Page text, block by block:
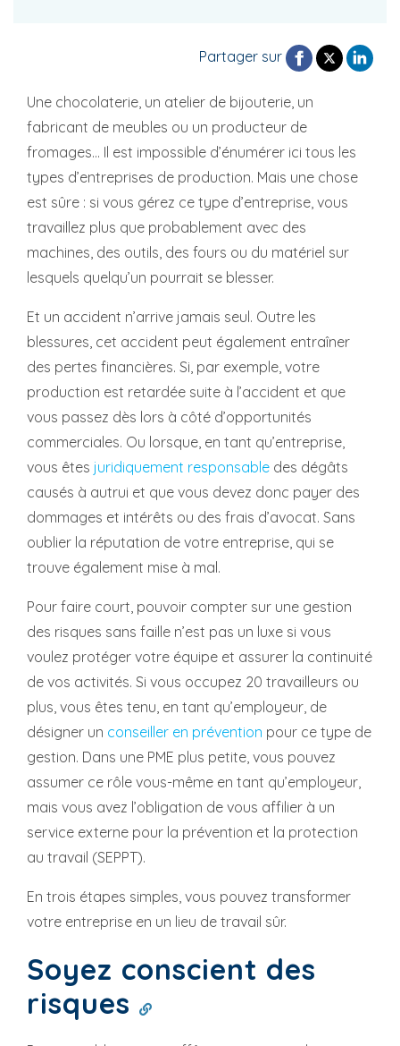
Partager sur
Une chocolaterie, un atelier de bijouterie, un
fabricant de meubles ou un producteur de
fromages… Il est impossible d’énumérer ici tous les
types d’entreprises de production. Mais une chose
est sûre : si vous gérez ce type d’entreprise, vous
travaillez plus que probablement avec des
machines, des outils, des fours ou du matériel sur
lesquels quelqu’un pourrait se blesser.
Et un accident n’arrive jamais seul. Outre les
blessures, cet accident peut également entraîner
des pertes financières. Si, par exemple, votre
production est retardée suite à l’accident et que
vous passez dès lors à côté d’opportunités
commerciales. Ou lorsque, en tant qu’entreprise,
vous êtes juridiquement responsable des dégâts
causés à autrui et que vous devez donc payer des
dommages et intérêts ou des frais d’avocat. Sans
oublier la réputation de votre entreprise, qui se
trouve également mise à mal.
Pour faire court, pouvoir compter sur une gestion
des risques sans faille n’est pas un luxe si vous
voulez protéger votre équipe et assurer la continuité
de vos activités. Si vous occupez 20 travailleurs ou
plus, vous êtes tenu, en tant qu’employeur, de
désigner un conseiller en prévention pour ce type de
gestion. Dans une PME plus petite, vous pouvez
assumer ce rôle vous-même en tant qu’employeur,
mais vous avez l’obligation de vous affilier à un
service externe pour la prévention et la protection
au travail (SEPPT).
En trois étapes simples, vous pouvez transformer
votre entreprise en un lieu de travail sûr.
Soyez conscient des
risques